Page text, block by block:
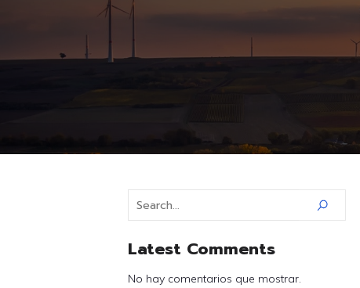
Latest Comments
No hay comentarios que mostrar.